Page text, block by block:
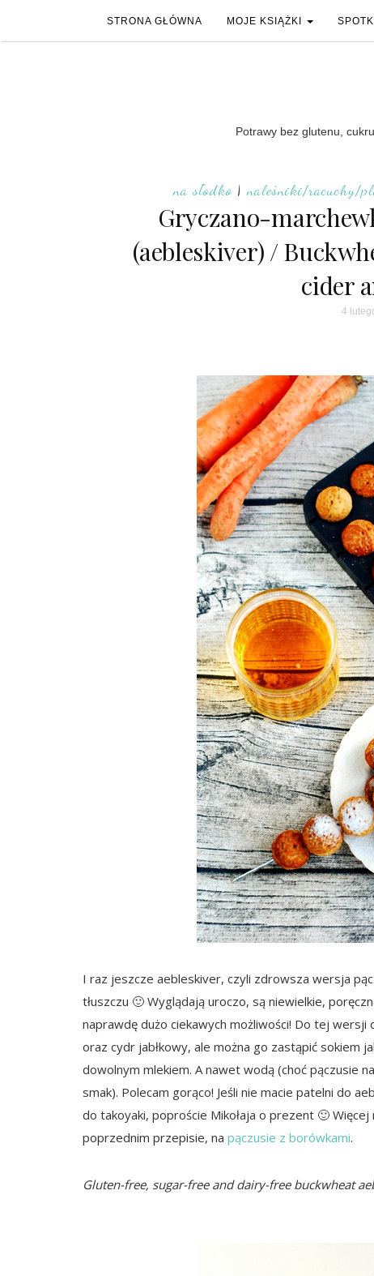
STRONA GŁÓWNA MOJE KSIĄŻKI
Potrawy bez glutenu,
na słodko| naleśniki/racuchy/
Gryczano-
(aebleskiver) /
cider
4
I raz jeszcze aebleskiver, czyli zdrowsza wersja
tłuszczu 🙂 Wyglądają uroczo, są niewielkie,
naprawdę dużo ciekawych możliwości! Do tej
oraz cydr jabłkowy, ale można go zastąpić sokiem
dowolnym mlekiem. A nawet wodą (choć pączusie
smak). Polecam gorąco! Jeśli nie macie patelni do
do takoyaki, poproście Mikołaja o prezent 🙂
poprzednim przepisie, na pączusie z borówkami.
Gluten-free, sugar-free and dairy-free buckwheat